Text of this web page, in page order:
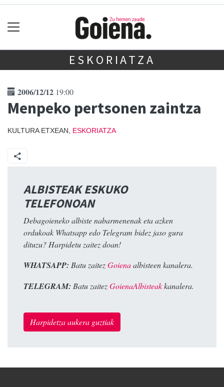
ESKORIATZA
2006/12/12 19:00
Menpeko pertsonen zaintza
KULTURA ETXEAN, ESKORIATZA
ALBISTEAK ESKUKO
TELEFONOAN
Debagoieneko albiste nabarmenenak eta azken
ordukoak Whatsapp edo Telegram bidez jaso gura
dituzu? Harpidetu zaitez doan!
WHATSAPP: Batu zaitezGoienaalbisteen kanalera.
TELEGRAM: Batu zaitezGoienaAlbisteakkanalera.
Harpidetza aukera guztiak